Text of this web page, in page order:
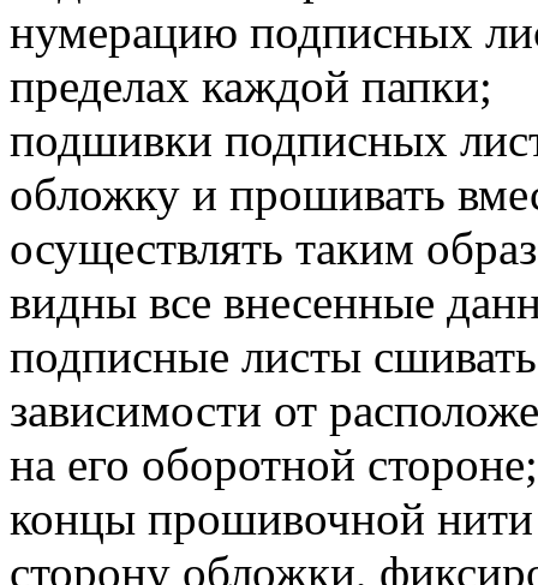
нумерацию подписных
пределах каждой папки;
подшивки подписных
обложку и прошивать
осуществлять таким
видны все внесенные
подписные листы
зависимости от
на его оборотной стороне;
концы прошивочной
сторону обложки,